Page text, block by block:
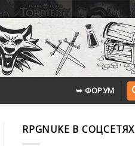
➥ ФОРУМ
RPGNUKE В СОЦСЕТЯХ